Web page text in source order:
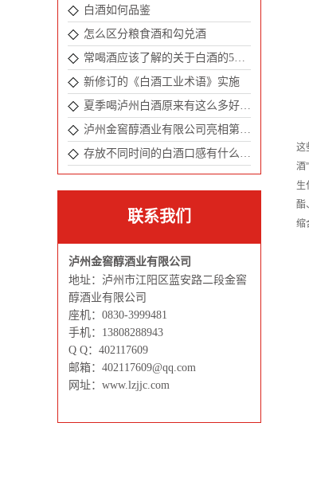
白酒如何品鉴
怎么区分粮食酒和勾兑酒
常喝酒应该了解的关于白酒的5个冷知识
新修订的《白酒工业术语》实施
夏季喝泸州白酒原来有这么多好处！
泸州金窖醇酒业有限公司亮相第104届成都全国春季糖酒会
存放不同时间的白酒口感有什么不一样吗 ？
联系我们
泸州金窖醇酒业有限公司
地址：泸州市江阳区蓝安路二段金窖
醇酒业有限公司
座机：0830-3999481
手机：13808288943
Q Q：402117609
邮箱：402117609@qq.com
网址：www.lzjjc.com
这
酒
生
酯
缩